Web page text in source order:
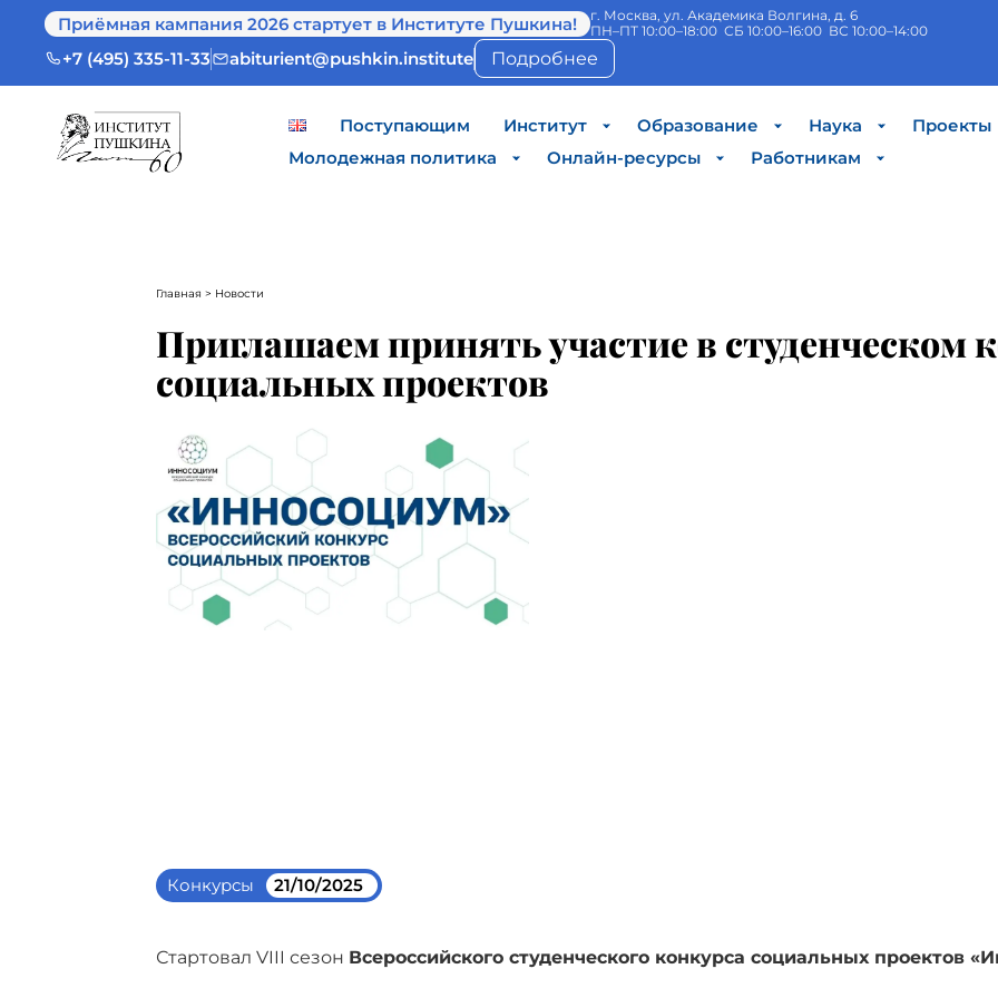
Приёмная кампания 2026 стартует в Институте Пушкина!
г. Москва, ул. Академика Волгина, д. 6
ПН–ПТ 10:00–18:00 СБ 10:00–16:00 ВС 10:00–14:00
+7 (495) 335-11-33 abiturient@pushkin.institute Подробнее
Поступающим Институт Образование Наука
Проекты
Молодежная политика
Онлайн-ресурсы Работникам
Главная > Новости
Приглашаем принять участие в студенческом
социальных проектов
Конкурсы 21/10/2025
Стартовал VIII сезон Всероссийского студенческого конкурса социальных проектов